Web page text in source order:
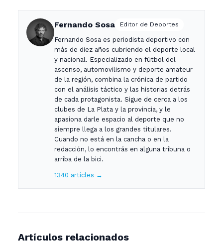
Fernando Sosa Editor de Deportes
Fernando Sosa es periodista deportivo con
más de diez años cubriendo el deporte local
y nacional. Especializado en fútbol del
ascenso, automovilismo y deporte amateur
de la región, combina la crónica de partido
con el análisis táctico y las historias detrás
de cada protagonista. Sigue de cerca a los
clubes de La Plata y la provincia, y le
apasiona darle espacio al deporte que no
siempre llega a los grandes titulares.
Cuando no está en la cancha o en la
redacción, lo encontrás en alguna tribuna o
arriba de la bici.
1340 articles →
Artículos relacionados